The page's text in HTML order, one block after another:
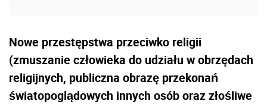
Nowe przestępstwa przeciwko religii
(zmuszanie człowieka do udziału w obrzędach
religijnych, publiczna obrazę przekonań
światopoglądowych innych osób oraz złośliwe